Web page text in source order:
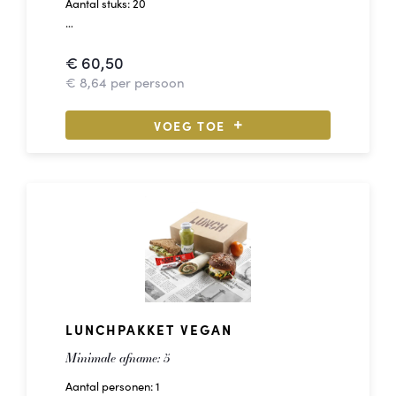
4 - Wrap met groenten en hummus
4 - Spinaziewrap met feta met tomatencreme
4 - Wrap met rosbief en kruidenkaas
€ 60,50
€ 8,64 per persoon
VOEG TOE
LUNCHPAKKET VEGAN
Minimale afname: 5
Aantal personen: 1